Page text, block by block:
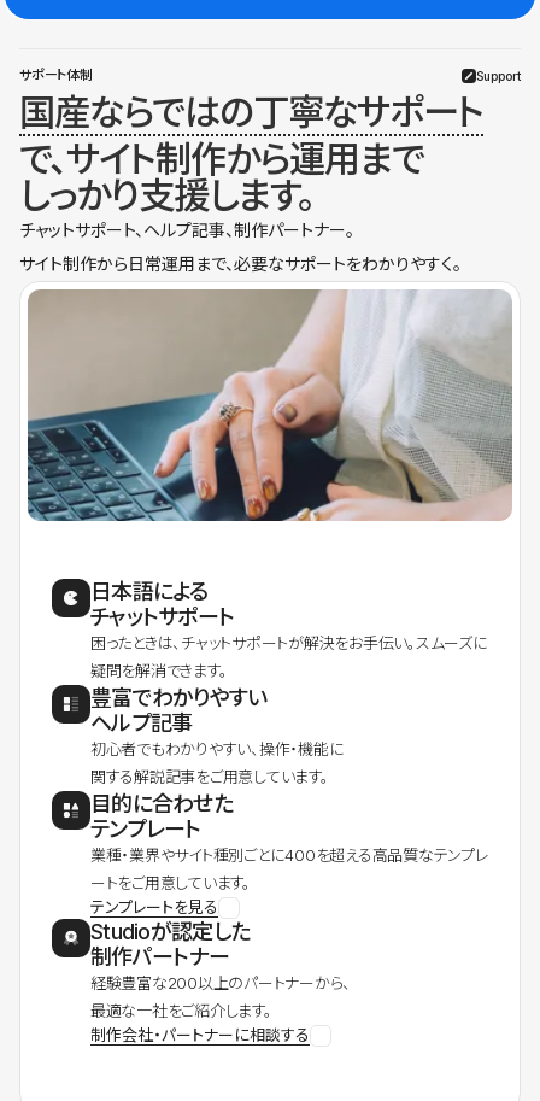
サポート体制 Support
国産ならではの丁寧なサポート
で、サイト制作から運用まで
しっかり支援します。
チャットサポート、ヘルプ記事、制作パートナー。
サイト制作から日常運用まで、必要なサポートをわかりやすく。
日本語による
チャットサポート
困ったときは、チャットサポートが解決をお手伝い。スムーズに
疑問を解消できます。
豊富でわかりやすい
ヘルプ記事
初心者でもわかりやすい、操作・機能に
関する解説記事をご用意しています。
目的に合わせた
テンプレート
業種・業界やサイト種別ごとに400を超える高品質なテンプレ
ートをご用意しています。
テンプレートを見る
Studioが認定した
制作パートナー
経験豊富な200以上のパートナーから、
最適な一社をご紹介します。
制作会社・パートナーに相談する